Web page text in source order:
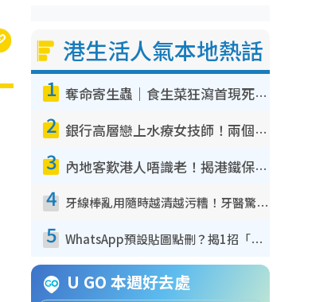
港生活人氣本地熱話
1 奪命寄生蟲｜食生菜狂瀉首現死者！疫潮惡化錄1.8萬宗病例 揭洗菜3大謬誤
2 銀行高層戀上水療女技師！兩個月借128萬驚覺「沉船」沉落火海 揭背後疑似邪教操控賣淫
3 內地客歎港人唔識老！揭港鐵保鮮級冷氣 港人求放過：咪投訴
4 牙線棒亂用隨時越清越污糟！牙醫驚揭盲目過戶細菌恐致蛀牙：呢種先係日常真保養
5 WhatsApp預設貼圖點刪？揭1招「反向操作」還原簡潔介面 附3步實測教學
U GO 本週好去處